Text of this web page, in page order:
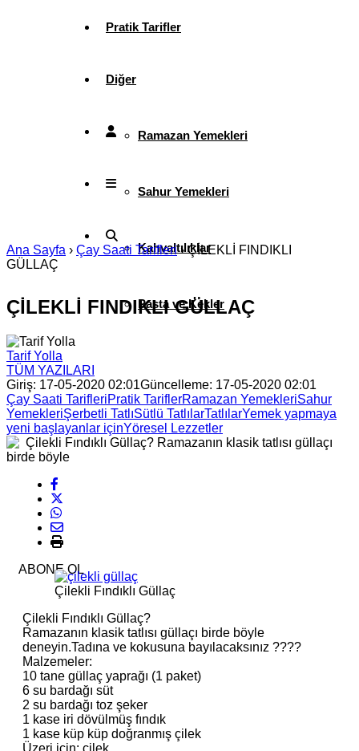
Pratik Tarifler
Diğer
Ramazan Yemekleri
Sahur Yemekleri
Kahvaltılıklar
Pasta ve Kekler
Ana Sayfa › Çay Saati Tarifleri›ÇİLEKLİ FINDIKLI
GÜLLAÇ
ÇİLEKLİ FINDIKLI GÜLLAÇ
Tarif Yolla
TÜM YAZILARI
Giriş: 17-05-2020 02:01Güncelleme: 17-05-2020 02:01
Çay Saati TarifleriPratik TariflerRamazan YemekleriSahur
YemekleriŞerbetli TatlıSütlü TatlılarTatlılarYemek yapmaya
yeni başlayanlar içinYöresel Lezzetler
ABONE OL
Çilekli Fındıklı Güllaç
Çilekli Fındıklı Güllaç?
Ramazanın klasik tatlısı güllaçı birde böyle
deneyin.Tadına ve kokusuna bayılacaksınız ????
Malzemeler:
10 tane güllaç yaprağı (1 paket)
6 su bardağı süt
2 su bardağı toz şeker
1 kase iri dövülmüş fındık
1 kase küp küp doğranmış çilek
Üzeri için: çilek